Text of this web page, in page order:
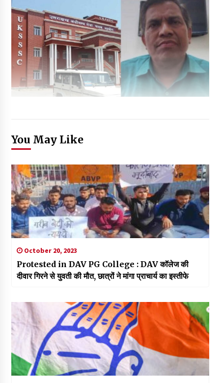
You May Like
October 20, 2023
Protested in DAV PG College : DAV कॉलेज की
दीवार गिरने से युवती की मौत, छात्रों ने मांगा प्राचार्य का इस्तीफे